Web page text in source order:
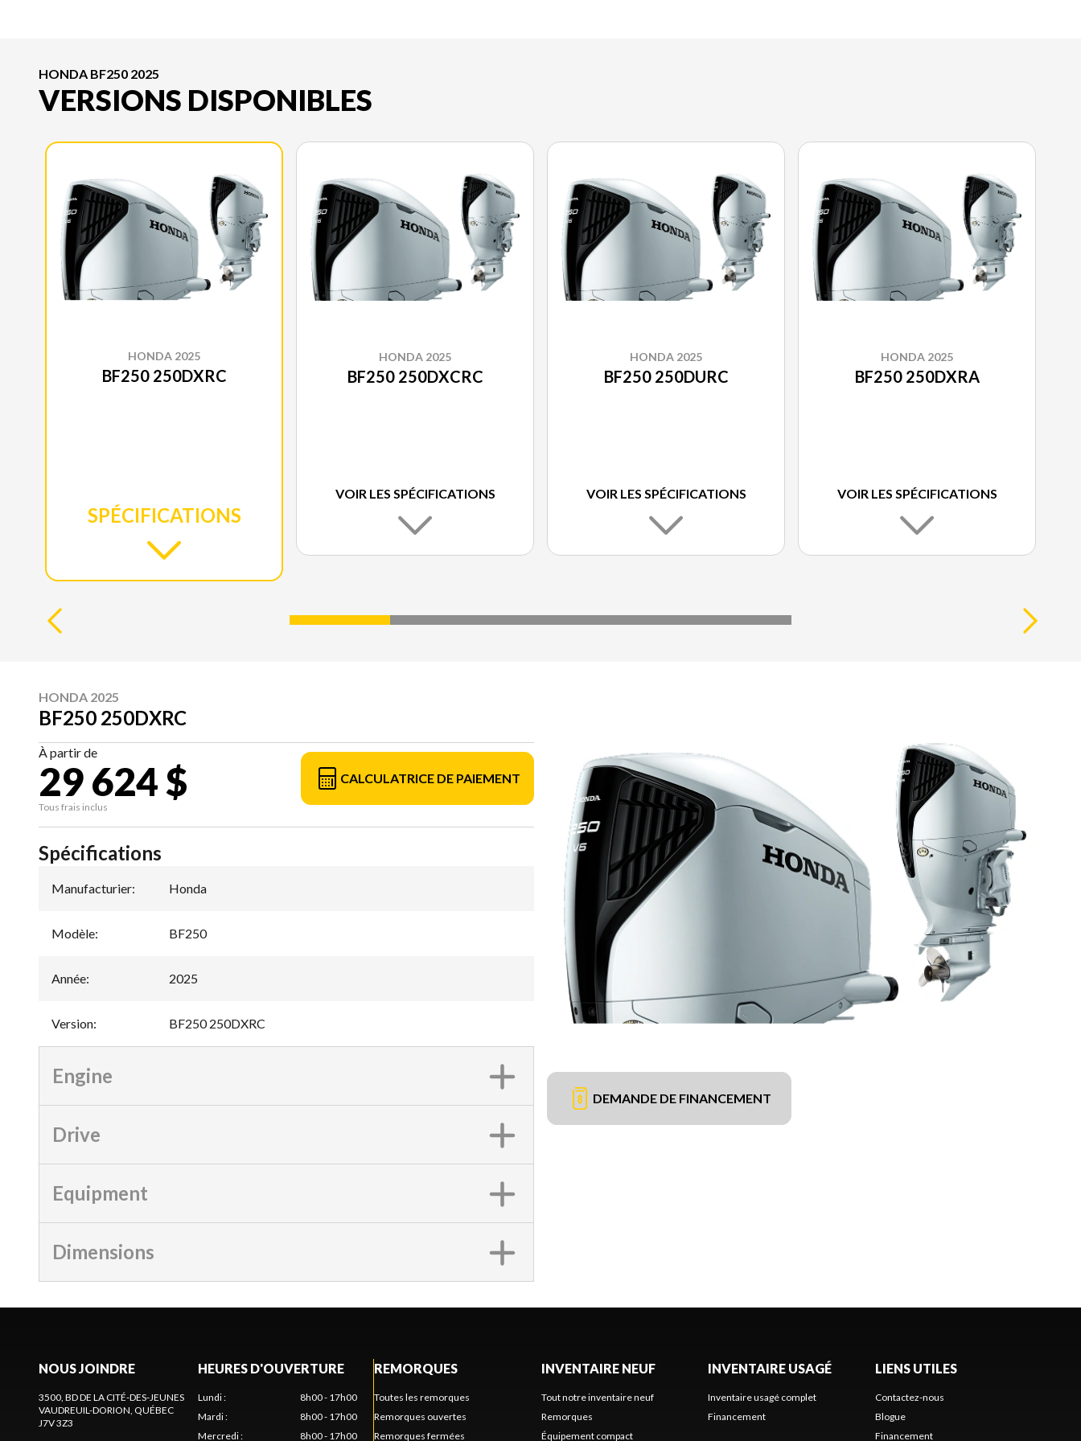
HONDA BF250 2025
VERSIONS DISPONIBLES
HONDA 2025
BF250 250DXRC
SPÉCIFICATIONS
HONDA 2025
BF250 250DXCRC
VOIR LES SPÉCIFICATIONS
HONDA 2025
BF250 250DURC
VOIR LES SPÉCIFICATIONS
HONDA 2025
BF250 250DXRA
VOIR LES SPÉCIFICATIONS
HONDA 2025
BF250 250DXRC
À partir de
29 624 $
Tous frais inclus
CALCULATRICE DE PAIEMENT
DEMANDE DE FINANCEMENT
Spécifications
Manufacturier: Honda
Modèle: BF250
Année: 2025
Version: BF250 250DXRC
Engine
Drive
Equipment
Dimensions
NOUS JOINDRE
3500, BD DE LA CITÉ-DES-JEUNES
VAUDREUIL-DORION, QUÉBEC
J7V 3Z3
HEURES D'OUVERTURE
Lundi:
8h00 - 17h00
Mardi:
8h00 - 17h00
Mercredi: 8h00 - 17h00
REMORQUES
Toutes les remorques
Remorques ouvertes
Remorques fermées
INVENTAIRE NEUF
Tout notre inventaire neuf
Remorques
Équipement compact
INVENTAIRE USAGÉ
Inventaire usagé complet
Financement
LIENS UTILES
Contactez-nous
Blogue
Financement